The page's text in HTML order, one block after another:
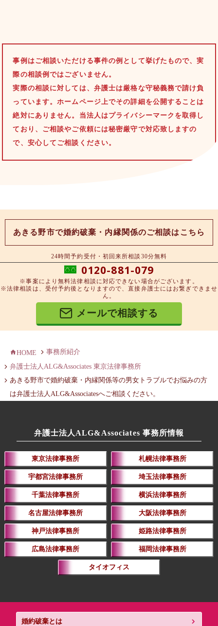
事例はご相談いただける事件の例として挙げたもので、実
際の相談例ではございません。
実際の相談に対しては、弁護士は厳格な守秘義務で請け負
っています。ホームページ上でその詳細を公開することは
絶対にありません。当法人はプライバシーマークを取得し
ており、ご相談やご依頼には秘密厳守で対応致しますの
で、安心してご相談ください。
あきる野市で婚約破棄・内縁関係のご相談はこちら
24時間予約受付・初回来所相談30分無料
0120-881-079
※事案により無料法律相談に対応できない場合がございます。
※法律相談は、受付予約後となりますので、直接弁護士にはお繋ぎできませ
ん。
メールで相談する
HOME
事務所紹介
弁護士法人ALG&Associates 東京法律事務所
あきる野市で婚約破棄・内縁関係等の男女トラブルでお悩みの方
は弁護士法人ALG&Associatesへご相談ください。
弁護士法人ALG&Associates 事務所情報
東京法律事務所 札幌法律事務所
宇都宮法律事務所 埼玉法律事務所
千葉法律事務所 横浜法律事務所
名古屋法律事務所 大阪法律事務所
神戸法律事務所 姫路法律事務所
広島法律事務所 福岡法律事務所
タイオフィス
婚約破棄とは